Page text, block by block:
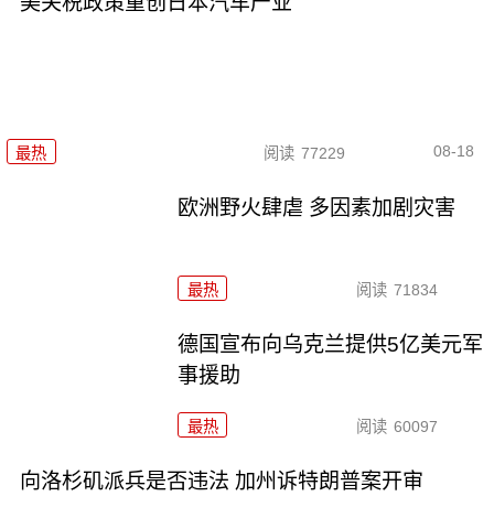
最热 阅读 77229 08-18
欧洲野火肆虐 多因素加剧灾害
最热 阅读 71834
德国宣布向乌克兰提供5亿美元军
事援助
最热 阅读 60097
向洛杉矶派兵是否违法 加州诉特朗普案开审